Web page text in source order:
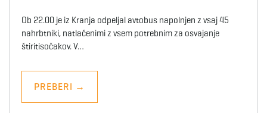
Ob 22.00 je iz Kranja odpeljal avtobus napolnjen z vsaj 45
nahrbtniki, natlačenimi z vsem potrebnim za osvajanje
štiritisočakov. V…
PREBERI →